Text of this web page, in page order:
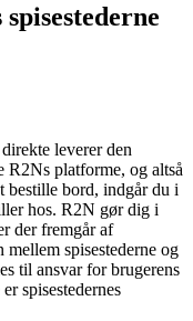
leverer den
R2Ns platforme, og altså
bestille bord, indgår du i
hos. R2N gør dig i
der fremgår af
spisestederne og
til ansvar for brugerens
spisestedernes